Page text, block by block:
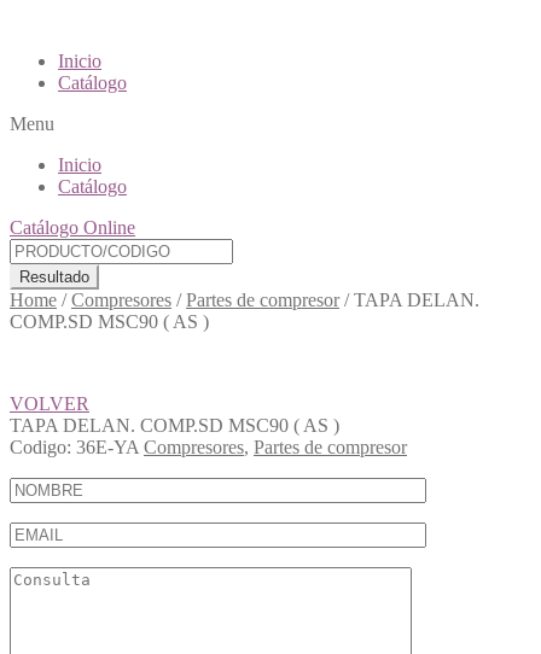
Inicio
Catálogo
Menu
Inicio
Catálogo
Catálogo Online
Resultado
Home /Compresores /Partes de compresor/TAPA DELAN.
COMP.SD MSC90 ( AS )
VOLVER
TAPA DELAN. COMP.SD MSC90 ( AS )
Codigo: 36E-YA Compresores, Partes de compresor